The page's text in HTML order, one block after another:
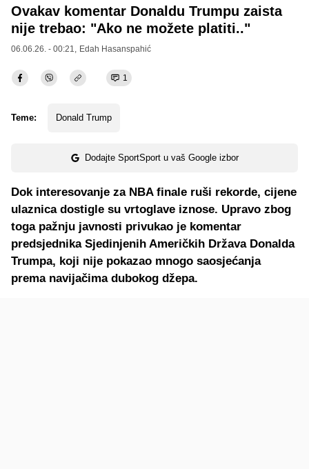
Ovakav komentar Donaldu Trumpu zaista
nije trebao: "Ako ne možete platiti.."
06.06.26. - 00:21, Edah Hasanspahić
1
Teme: Donald Trump
Dodajte SportSport u vaš Google izbor
Dok interesovanje za NBA finale ruši rekorde, cijene
ulaznica dostigle su vrtoglave iznose. Upravo zbog
toga pažnju javnosti privukao je komentar
predsjednika Sjedinjenih Američkih Država Donalda
Trumpa, koji nije pokazao mnogo saosjećanja
prema navijačima dubokog džepa.